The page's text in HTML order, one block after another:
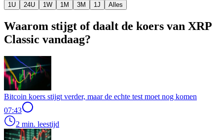
1U 24U 1W 1M 3M 1J Alles
Waarom stijgt of daalt de koers van XRP
Classic vandaag?
Bitcoin koers stijgt verder, maar de echte test moet nog komen
07:43
2 min. leestijd